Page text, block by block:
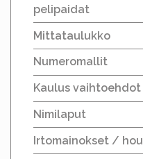
pelipaidat
Mittataulukko
Numeromallit
Kaulus vaihtoehdot
Nimilaput
Irtomainokset /